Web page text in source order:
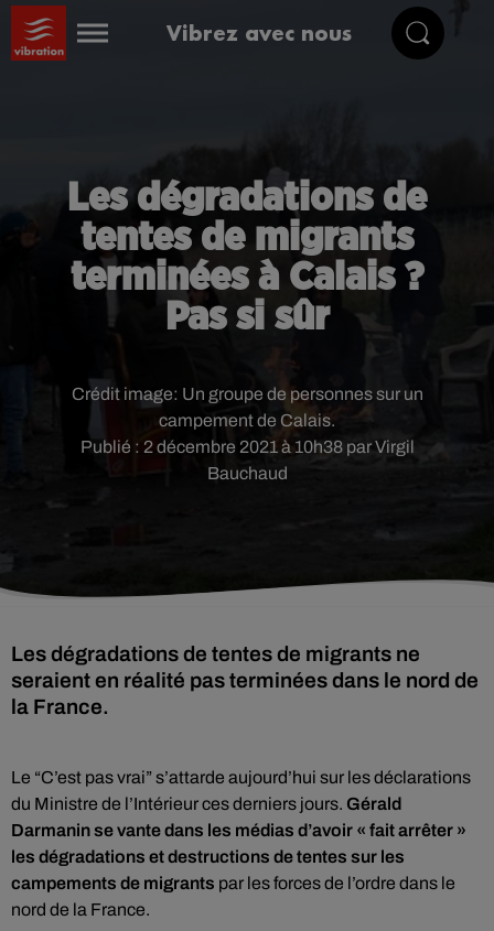
Vibrez avec nous
Les dégradations de
tentes de migrants
terminées à Calais ?
Pas si sûr
Publié : 2 décembre 2021 à 10h38 par Virgil
Bauchaud
Crédit image: Un groupe de personnes sur un
campement de Calais.
Les dégradations de tentes de migrants ne
seraient en réalité pas terminées dans le nord de
la France.
Le “C’est pas vrai” s’attarde aujourd’hui sur les déclarations
du Ministre de l’Intérieur ces derniers jours. Gérald
Darmanin se vante dans les médias d’avoir « fait arrêter »
les dégradations et destructions de tentes sur les
campements de migrants par les forces de l’ordre dans le
nord de la France.